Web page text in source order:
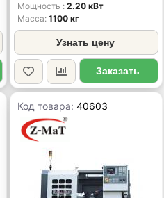
Мощность
2.20 кВт
Масса 1100 кг
Узнать цену
Заказать
Код товара:40603